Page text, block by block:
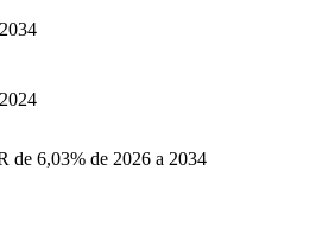
de 6,03% de 2026 a 2034